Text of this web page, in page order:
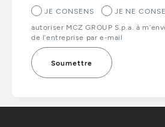
JE CONSENS
JE NE
autoriser MCZ GROUP S.p.a. à
de l’entreprise par e-mail